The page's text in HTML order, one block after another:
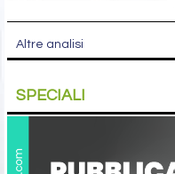
Altre analisi
SPECIALI